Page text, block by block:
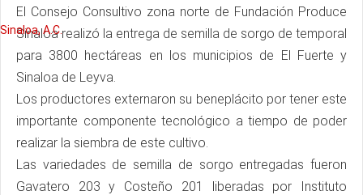
El Consejo Consultivo zona norte de Fundación Produce
Sinaloa realizó la entrega de semilla de sorgo de temporal
para 3800 hectáreas en los municipios de El Fuerte y
Sinaloa de Leyva.
Los productores externaron su beneplácito por tener este
importante componente tecnológico a tiempo de poder
realizar la siembra de este cultivo.
Las variedades de semilla de sorgo entregadas fueron
Gavatero 203 y Costeño 201 liberadas por Instituto